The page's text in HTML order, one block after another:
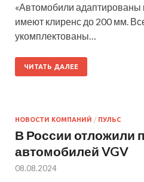
«Автомобили адаптированы
имеют клиренс до 200 мм.
укомплектованы…
ЧИТАТЬ ДАЛЕЕ
НОВОСТИ КОМПАНИЙ / ПУЛЬС
В России отложили
автомобилей VGV
08.08.2024